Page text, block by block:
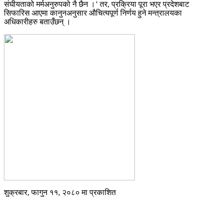
संघीयताको मर्मअनुरुपको नै छैन ।’ तर, प्रक्रिया पूरा भएर प्रदेशबाट
सिफारिस आएमा कानुनअनुसार औचित्यपूर्ण निर्णय हुने मन्त्रालयका
अधिकारीहरु बताउँछन् ।
शुक्रबार, फागुन ११, २०८० मा प्रकाशित